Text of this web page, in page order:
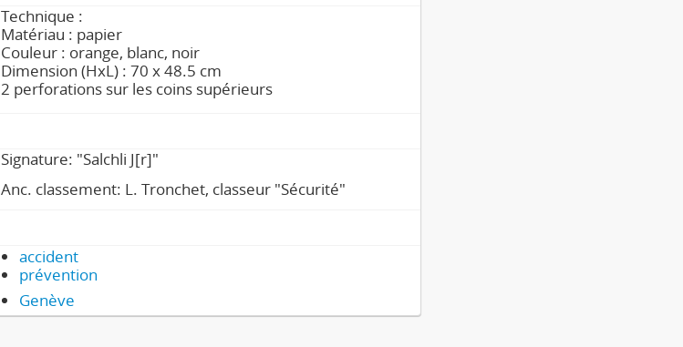
Technique :
Matériau : papier
Couleur : orange, blanc, noir
Dimension (HxL) : 70 x 48.5 cm
2 perforations sur les coins supérieurs
Signature: "Salchli J[r]"
Anc. classement: L. Tronchet, classeur "Sécurité"
accident
prévention
Genève